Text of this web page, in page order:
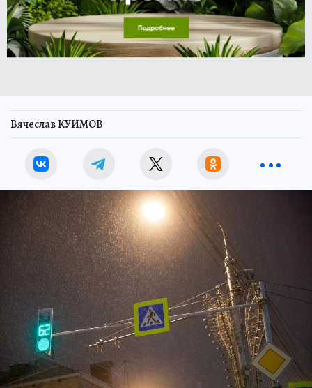
Вячеслав КУИМОВ